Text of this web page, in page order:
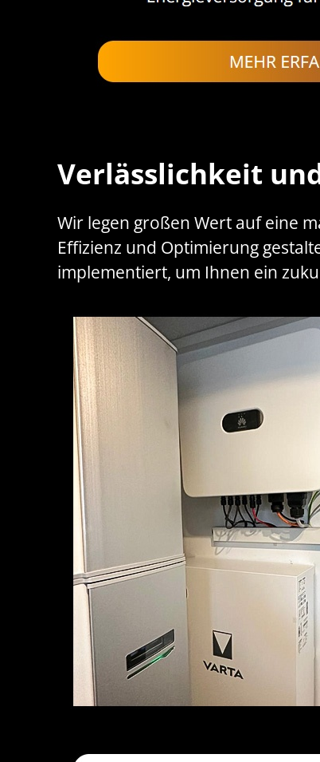
Verlässlichkeit
Wir legen großen Wert auf eine
Effizienz und Optimierung
implementiert, um Ihnen ein